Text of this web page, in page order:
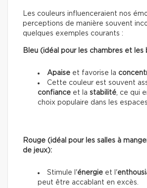
Les couleurs influenceraient nos
perceptions de manière souvent
quelques exemples courants :
Bleu (idéal pour les chambres et les
Apaise et favorise la
Cette couleur est souvent
confiance et la stabilité , ce qui
choix populaire dans les
Rouge (idéal pour les salles à
de jeux):
Stimule l'énergie et l'
peut être accablant en excès.